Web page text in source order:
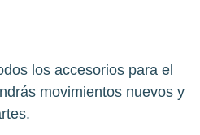
los accesorios para el
movimientos nuevos y